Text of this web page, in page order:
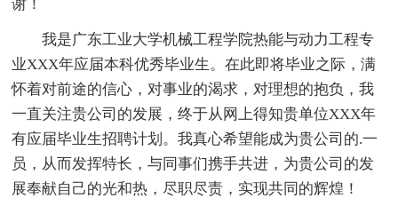
谢！
我是广东工业大学机械工程学院热能与动力工程专
业XXX年应届本科优秀毕业生。在此即将毕业之际，满
怀着对前途的信心，对事业的渴求，对理想的抱负，我
一直关注贵公司的发展，终于从网上得知贵单位XXX年
有应届毕业生招聘计划。我真心希望能成为贵公司的.一
员，从而发挥特长，与同事们携手共进，为贵公司的发
展奉献自己的光和热，尽职尽责，实现共同的辉煌！